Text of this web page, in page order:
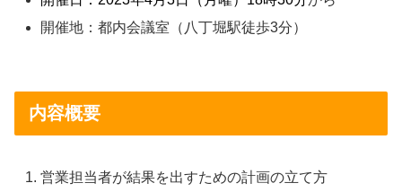
開催地：都内会議室（八丁堀駅徒歩3分）
内容概要
営業担当者が結果を出すための計画の立て方